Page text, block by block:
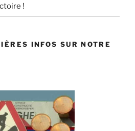
!
INFOS SUR NOTRE